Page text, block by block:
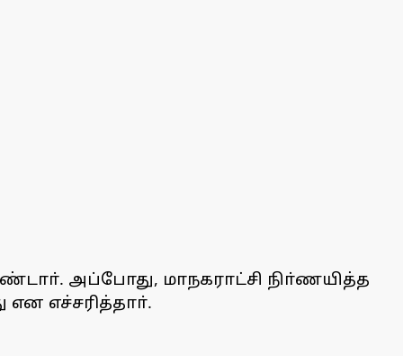
அப்போது, மாநகராட்சி நிா்ணயித்த
எச்சரித்தாா்.